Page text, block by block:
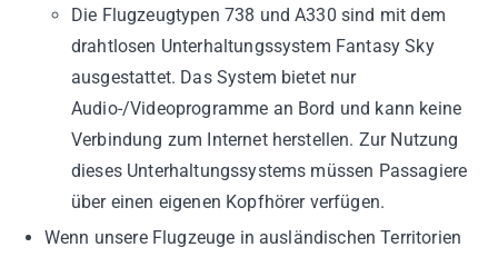
Die Flugzeugtypen 738 und A330 sind mit dem
drahtlosen Unterhaltungssystem Fantasy Sky
ausgestattet. Das System bietet nur
Audio-/Videoprogramme an Bord und kann keine
Verbindung zum Internet herstellen. Zur Nutzung
dieses Unterhaltungssystems müssen Passagiere
über einen eigenen Kopfhörer verfügen.
Wenn unsere Flugzeuge in ausländischen Territorien